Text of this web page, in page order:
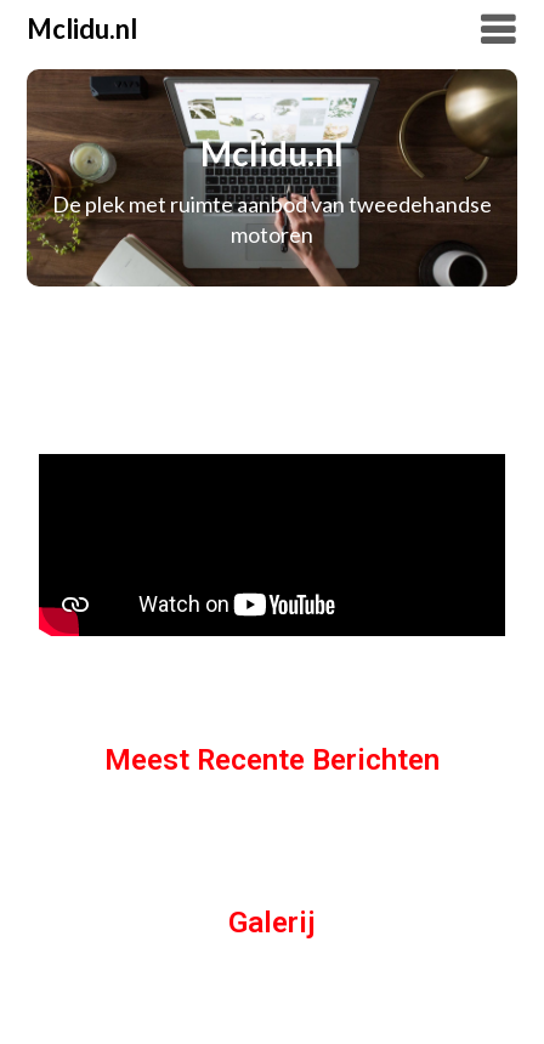
Mclidu.nl
Mclidu.nl
De plek met ruimte aanbod van tweedehandse
motoren
Meest Recente Berichten
Galerij